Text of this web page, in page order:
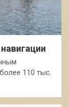
110 тыс.